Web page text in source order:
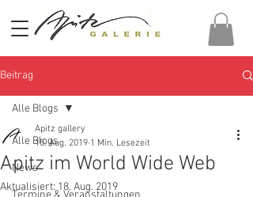
Beitrag
Alle Blogs
News
Alle Blogs
Apitz im World Wide Web
Apitz gallery
15. Aug. 2019 1 Min. Lesezeit
Aktualisiert:18. Aug. 2019